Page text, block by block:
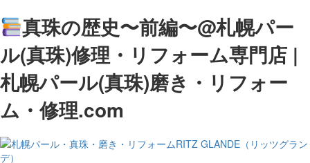
真珠の歴史〜前編〜@札幌パー
ル(真珠)修理・リフォーム専門店 |
札幌パール(真珠)磨き・リフォー
ム・修理.com